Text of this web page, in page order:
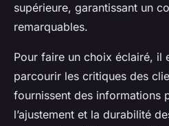
supérieure, garantissant un
remarquables.
Pour faire un choix éclairé, il
parcourir les critiques des
fournissent des informations
l’ajustement et la durabilité